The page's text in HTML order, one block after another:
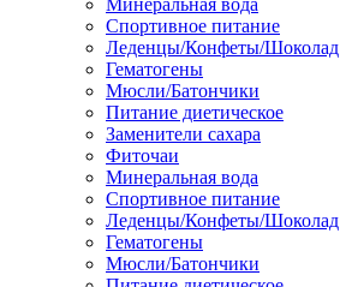
Минеральная вода
Спортивное питание
Леденцы/Конфеты/Шоколад
Гематогены
Мюсли/Батончики
Питание диетическое
Заменители сахара
Фиточаи
Минеральная вода
Спортивное питание
Леденцы/Конфеты/Шоколад
Гематогены
Мюсли/Батончики